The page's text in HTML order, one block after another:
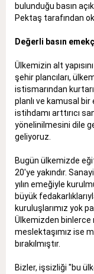
bulunduğu basın
Pektaş tarafından
Değerli basın
Ülkemizin alt
şehir plancıları,
istismarından
planlı ve kamusal bir
istihdamı arttırıcı
yönelinilmesini dile
geliyoruz.
Bugün ülkemizde
20'ye yakındır.
yılın emeğiyle
büyük
kuruluşlarımız yok
Ülkemizden binlerce
meslektaşımız ise
bırakılmıştır.
Bizler, işsizliği "bu